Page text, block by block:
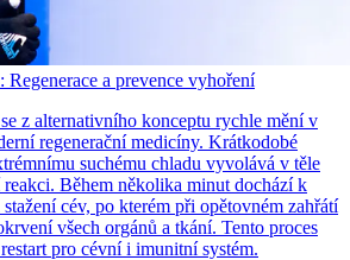
a prevence vyhoření
z alternativního konceptu rychle mění v
regenerační medicíny. Krátkodobé
suchému chladu vyvolává v těle
Během několika minut dochází k
cév, po kterém při opětovném zahřátí
všech orgánů a tkání. Tento proces
pro cévní i imunitní systém.